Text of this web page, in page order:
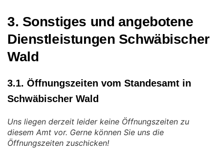
3. Sonstiges und angebotene
Dienstleistungen Schwäbischer
Wald
3.1. Öffnungszeiten vom Standesamt in
Schwäbischer Wald
Uns liegen derzeit leider keine Öffnungszeiten zu
diesem Amt vor. Gerne können Sie uns die
Öffnungszeiten zuschicken!